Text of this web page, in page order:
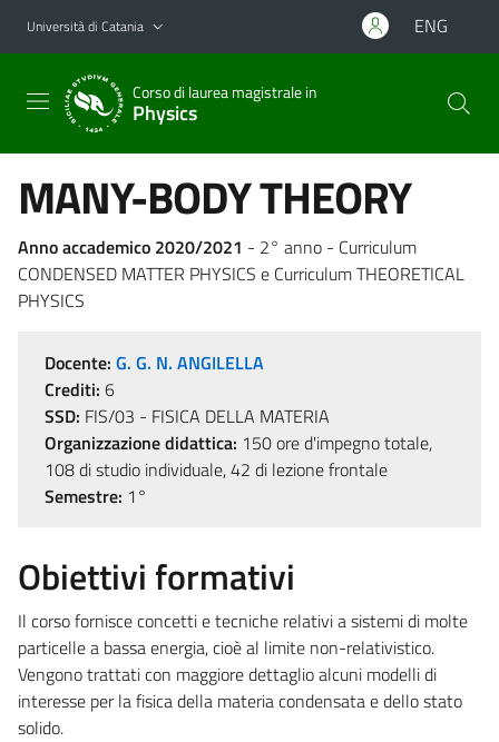
Vai al contenuto principale
Vai al menu di navigazione
Università di Catania ENG
Corso di laurea magistrale in
Physics
MANY-BODY THEORY
Anno accademico 2020/2021 - 2° anno - Curriculum
CONDENSED MATTER PHYSICS e Curriculum THEORETICAL
PHYSICS
Docente: G. G. N. ANGILELLA
Crediti: 6
SSD: FIS/03 - FISICA DELLA MATERIA
Organizzazione didattica: 150 ore d'impegno totale,
108 di studio individuale, 42 di lezione frontale
Semestre: 1°
Obiettivi formativi
Il corso fornisce concetti e tecniche relativi a sistemi di molte
particelle a bassa energia, cioè al limite non-relativistico.
Vengono trattati con maggiore dettaglio alcuni modelli di
interesse per la fisica della materia condensata e dello stato
solido.